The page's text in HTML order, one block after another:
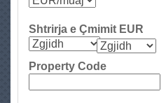
a
Shtrirja e Çmimit EUR
Property Code